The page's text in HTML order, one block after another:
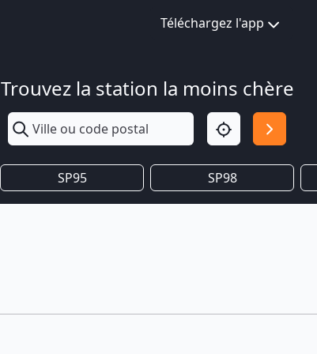
Téléchargez l'app
Trouvez la station la moins chère
SP95 SP98